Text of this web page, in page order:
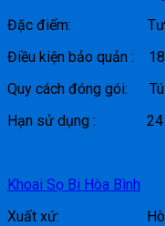
Đặc điểm: Tươi
Điều kiện bảo quản :
Quy cách đóng gói:
Hạn sử dụng : 24
Khoai Sọ Bi Hòa Bình
Xuất xứ: Hòa